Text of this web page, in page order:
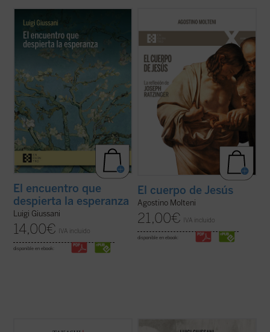
diálogo en asamblea y la síntesis, hasta
ahora inéditos, de Luigi Giussani con
jóvenes universitarios de Comunión y
Liberación en 1985. Giussani propone una
inversión de perspectiva: las necesidades
El encuentro que
despierta la esperanza
Luigi Giussani
14,00€ IVA incluido
disponible en ebook:
simples como profundas: ¿qué significa
que Jesús tuvo un cuerpo como el nuestro?
¿Cómo pensó Joseph Ratzinger el cuerpo
de Jesús? No como un detalle más de la fe
cristiana, sino como una clave para ...
ficha)
El cuerpo de Jesús
Agostino Molteni
21,00€ IVA incluido
disponible en ebook: